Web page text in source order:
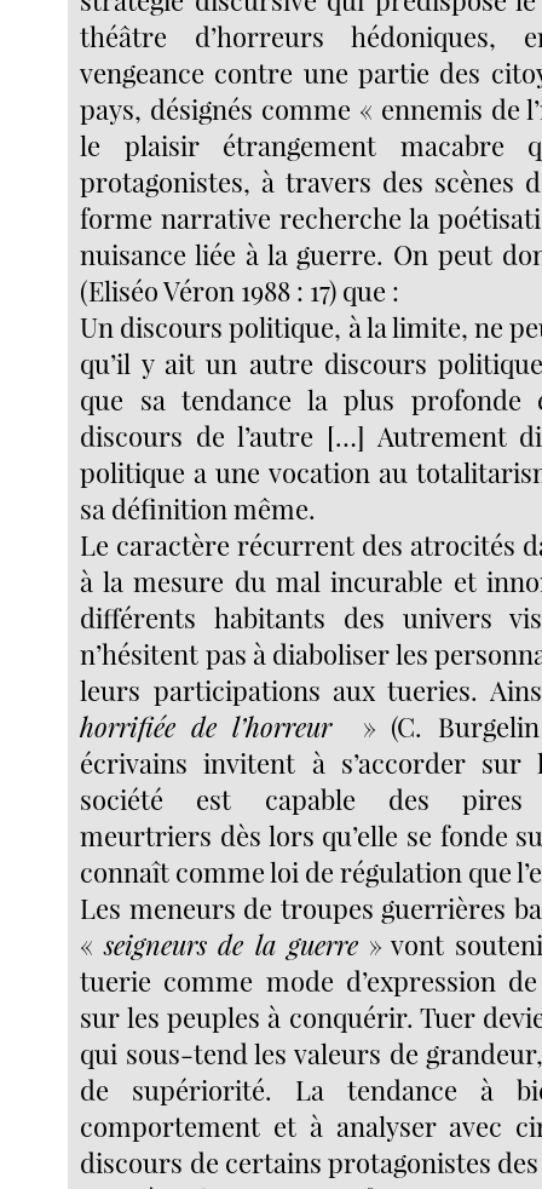
théâtre d’horreurs hédoniques,
vengeance contre une partie des
pays, désignés comme « ennemis de
le plaisir étrangement macabre
protagonistes, à travers des scènes
forme narrative recherche la
nuisance liée à la guerre. On peut
(Eliséo Véron 1988 : 17) que :
Un discours politique, à la limite, ne
qu’il y ait un autre discours
que sa tendance la plus profonde
discours de l’autre […] Autrement
politique a une vocation au
sa définition même.
Le caractère récurrent des atrocités
à la mesure du mal incurable et
différents habitants des univers
n’hésitent pas à diaboliser les
leurs participations aux tueries.
horrifiée de l’horreur
» (C.
écrivains invitent à s’accorder sur
société est capable des pires
meurtriers dès lors qu’elle se fonde
connaît comme loi de régulation que
Les meneurs de troupes guerrières
«seigneurs de la guerre » vont
tuerie comme mode d’expression
sur les peuples à conquérir. Tuer
qui sous-tend les valeurs de
de supériorité. La tendance à
comportement et à analyser avec
discours de certains protagonistes